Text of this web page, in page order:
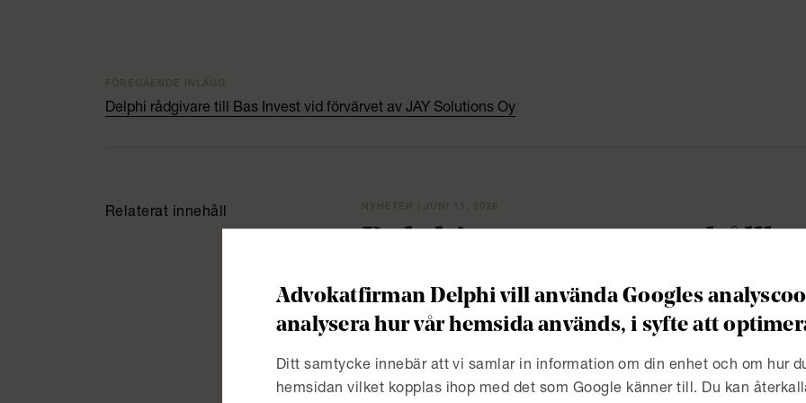
Delphi rådgivare till Bas Invest vid förvärvet av JAY Solutions Oy
Relaterat innehåll
Delphi presenterar ny
NYHETER | MAJ 26, 2026
Delphi stärker upp inom tvist
Andreas Hallbeck
Advokatfirman Delphi vill använda Googles
analysera hur vår hemsida används, i syfte att
Ditt samtycke innebär att vi samlar in information om din enhet och om hur
hemsidan vilket kopplas ihop med det som Google känner till. Du kan